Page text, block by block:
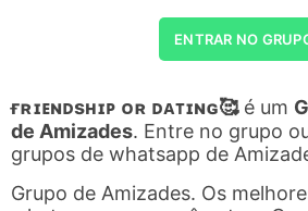
ENTRAR NO
ғʀɪᴇɴᴅsʜɪᴘ ᴏʀ ᴅᴀᴛɪɴɢ🥰é um
de Amizades. Entre no grupo
grupos de whatsapp de
Grupo de Amizades. Os